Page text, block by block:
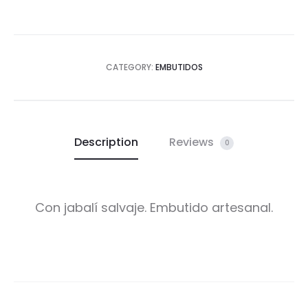
CATEGORY: EMBUTIDOS
Description Reviews 0
Con jabalí salvaje. Embutido artesanal.